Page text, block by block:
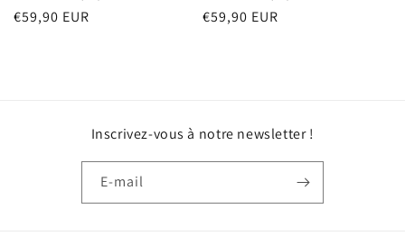
Prix
€59,90 EUR
Prix
€59,90 EUR
Inscrivez-vous à notre newsletter !
E-mail